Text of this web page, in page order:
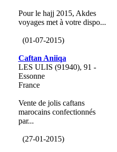
Pour le hajj 2015, Akdes
voyages met à votre dispo...
(01-07-2015)
Caftan Aniiqa
LES ULIS (91940), 91 -
Essonne
France
Vente de jolis caftans
marocains confectionnés
par...
(27-01-2015)